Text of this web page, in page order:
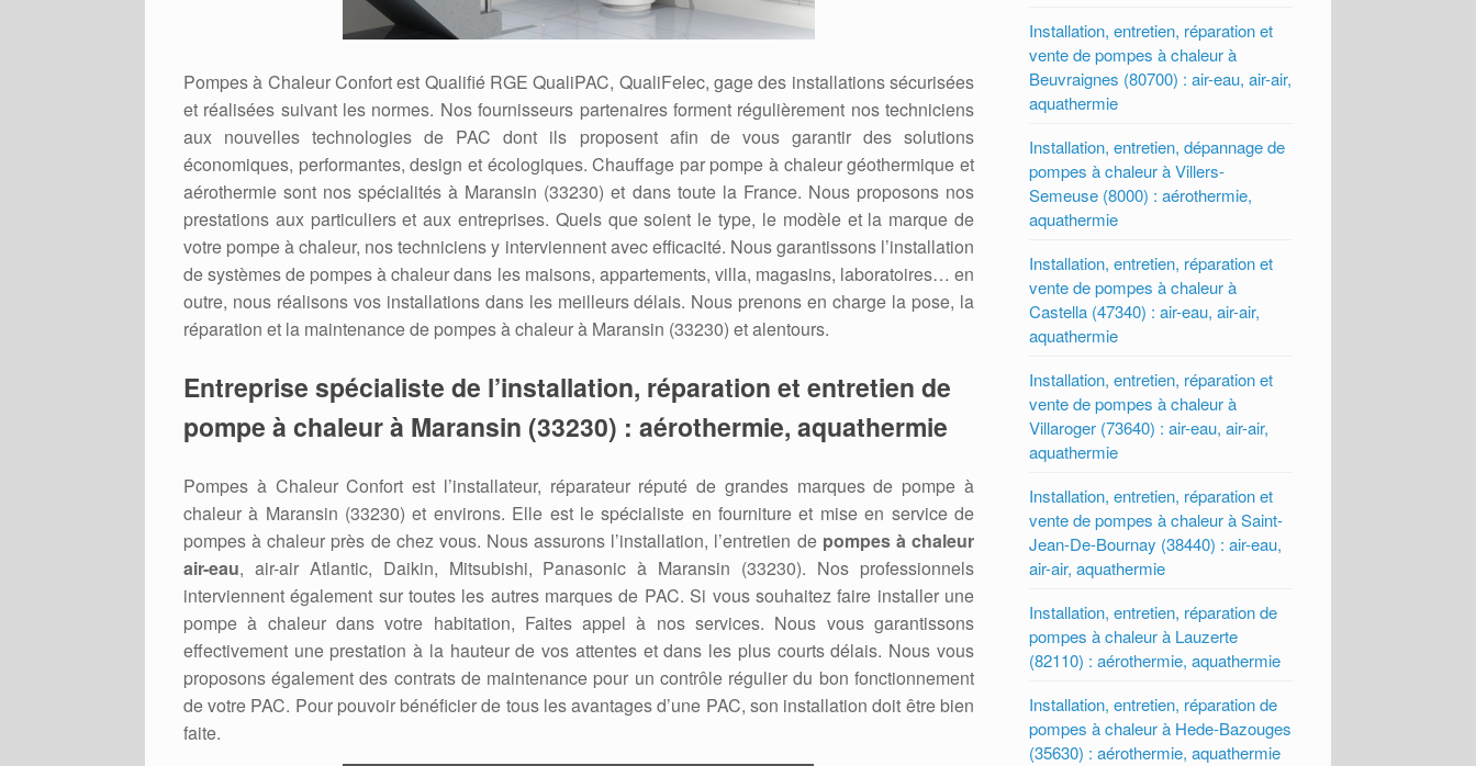
Pompes à Chaleur Confort est Qualifié RGE QualiPAC, QualiFelec, gage des installations sécurisées
et réalisées suivant les normes. Nos fournisseurs partenaires forment régulièrement nos techniciens
aux nouvelles technologies de PAC dont ils proposent afin de vous garantir des solutions
économiques, performantes, design et écologiques. Chauffage par pompe à chaleur géothermique et
aérothermie sont nos spécialités à Maransin (33230) et dans toute la France. Nous proposons nos
prestations aux particuliers et aux entreprises. Quels que soient le type, le modèle et la marque de
votre pompe à chaleur, nos techniciens y interviennent avec efficacité. Nous garantissons l’installation
de systèmes de pompes à chaleur dans les maisons, appartements, villa, magasins, laboratoires… en
outre, nous réalisons vos installations dans les meilleurs délais. Nous prenons en charge la pose, la
réparation et la maintenance de pompes à chaleur à Maransin (33230) et alentours.
Entreprise spécialiste de l’installation, réparation et entretien de
pompe à chaleur à Maransin (33230) : aérothermie, aquathermie
Pompes à Chaleur Confort est l’installateur, réparateur réputé de grandes marques de pompe à
chaleur à Maransin (33230) et environs. Elle est le spécialiste en fourniture et mise en service de
pompes à chaleur près de chez vous. Nous assurons l’installation, l’entretien de pompes à chaleur
air-eau, air-air Atlantic, Daikin, Mitsubishi, Panasonic à Maransin (33230). Nos professionnels
interviennent également sur toutes les autres marques de PAC. Si vous souhaitez faire installer une
pompe à chaleur dans votre habitation, Faites appel à nos services. Nous vous garantissons
effectivement une prestation à la hauteur de vos attentes et dans les plus courts délais. Nous vous
proposons également des contrats de maintenance pour un contrôle régulier du bon fonctionnement
de votre PAC. Pour pouvoir bénéficier de tous les avantages d’une PAC, son installation doit être bien
faite.
Installation, entretien, réparation et
vente de pompes à chaleur à
Beuvraignes (80700) : air-eau, air-air,
aquathermie
Installation, entretien, dépannage de
pompes à chaleur à Villers-
Semeuse (8000) : aérothermie,
aquathermie
Installation, entretien, réparation et
vente de pompes à chaleur à
Castella (47340) : air-eau, air-air,
aquathermie
Installation, entretien, réparation et
vente de pompes à chaleur à
Villaroger (73640) : air-eau, air-air,
aquathermie
Installation, entretien, réparation et
vente de pompes à chaleur à Saint-
Jean-De-Bournay (38440) : air-eau,
air-air, aquathermie
Installation, entretien, réparation de
pompes à chaleur à Lauzerte
(82110) : aérothermie, aquathermie
Installation, entretien, réparation de
pompes à chaleur à Hede-Bazouges
(35630) : aérothermie, aquathermie